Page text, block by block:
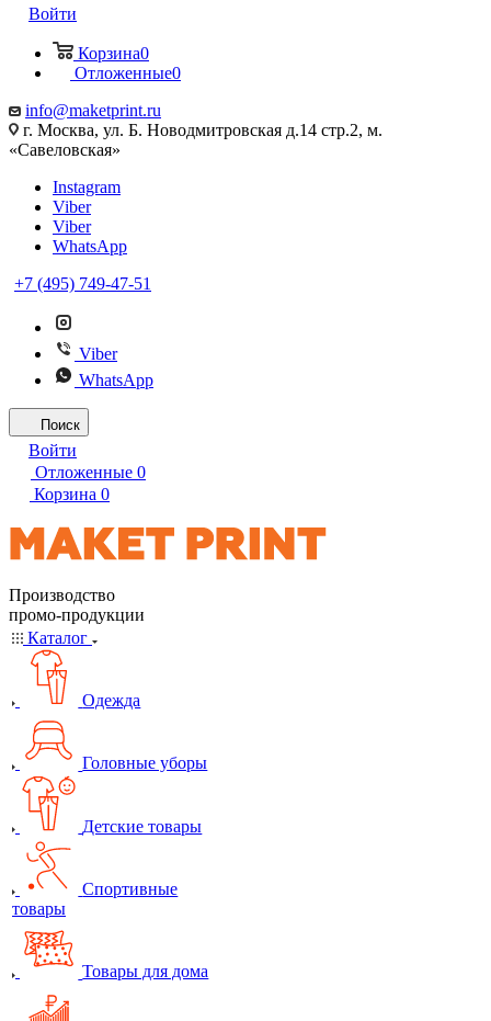
Войти
Корзина0
Отложенные0
info@maketprint.ru
г. Москва, ул. Б. Новодмитровская д.14 стр.2, м.
«Савеловская»
Instagram
Viber
Viber
WhatsApp
+7 (495) 749-47-51
Viber
WhatsApp
Поиск
Войти
Отложенные 0
Корзина 0
Производство
промо-продукции
Каталог
Одежда
Головные уборы
Детские товары
Спортивные
товары
Товары для дома